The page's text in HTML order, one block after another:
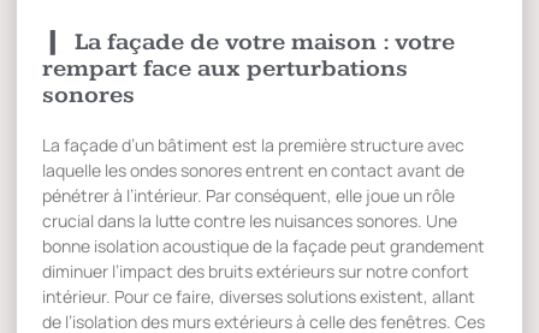
La façade de votre maison : votre
rempart face aux perturbations
sonores
La façade d’un bâtiment est la première structure avec
laquelle les ondes sonores entrent en contact avant de
pénétrer à l’intérieur. Par conséquent, elle joue un rôle
crucial dans la lutte contre les nuisances sonores. Une
bonne isolation acoustique de la façade peut grandement
diminuer l’impact des bruits extérieurs sur notre confort
intérieur. Pour ce faire, diverses solutions existent, allant
de l’isolation des murs extérieurs à celle des fenêtres. Ces